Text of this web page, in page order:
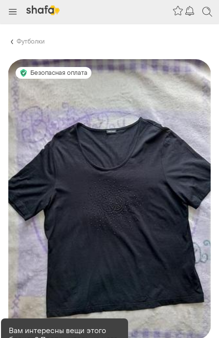
Футболки
Безопасная оплата
Вам интересны вещи этого